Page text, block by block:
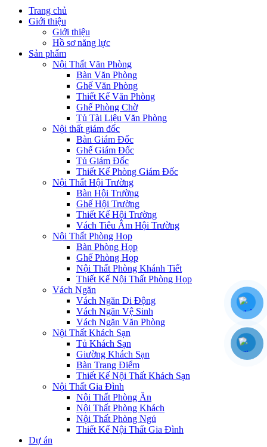
Trang chủ
Giới thiệu
Giới thiệu
Hồ sơ năng lực
Sản phẩm
Nội Thất Văn Phòng
Bàn Văn Phòng
Ghế Văn Phòng
Thiết Kế Văn Phòng
Ghế Phòng Chờ
Tủ Tài Liệu Văn Phòng
Nội thất giám đốc
Bàn Giám Đốc
Ghế Giám Đốc
Tủ Giám Đốc
Thiết Kế Phòng Giám Đốc
Nội Thất Hội Trường
Bàn Hội Trường
Ghế Hội Trường
Thiết Kế Hội Trường
Vách Tiêu Âm Hội Trường
Nội Thất Phòng Họp
Bàn Phòng Họp
Ghế Phòng Họp
Nội Thất Phòng Khánh Tiết
Thiết Kế Nội Thất Phòng Họp
Vách Ngăn
Vách Ngăn Di Động
Vách Ngăn Vệ Sinh
Vách Ngăn Văn Phòng
Nội Thất Khách Sạn
Tủ Khách Sạn
Giường Khách Sạn
Bàn Trang Điểm
Thiết Kế Nội Thất Khách Sạn
Nội Thất Gia Đình
Nội Thất Phòng Ăn
Nội Thất Phòng Khách
Nội Thất Phòng Ngủ
Thiết Kế Nội Thất Gia Đình
Dự án